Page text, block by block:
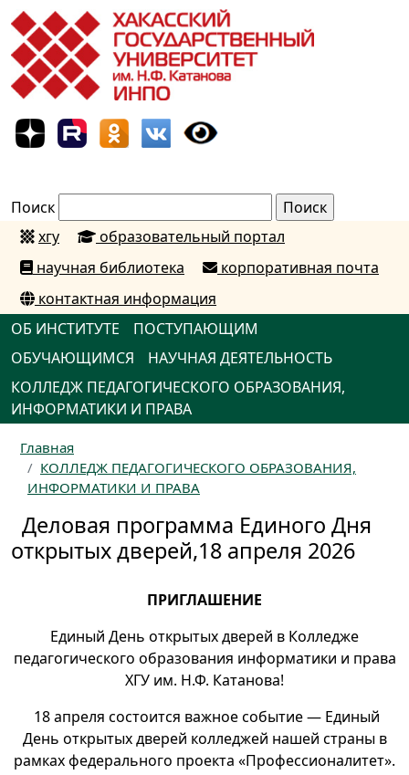
Поиск
хгу
образовательный портал
научная библиотека
корпоративная почта
контактная информация
ОБ ИНСТИТУТЕ
ПОСТУПАЮЩИМ
ОБУЧАЮЩИМСЯ
НАУЧНАЯ ДЕЯТЕЛЬНОСТЬ
КОЛЛЕДЖ ПЕДАГОГИЧЕСКОГО ОБРАЗОВАНИЯ,
ИНФОРМАТИКИ И ПРАВА
Главная
КОЛЛЕДЖ ПЕДАГОГИЧЕСКОГО ОБРАЗОВАНИЯ,
ИНФОРМАТИКИ И ПРАВА
Деловая программа Единого Дня
открытых дверей,18 апреля 2026
ПРИГЛАШЕНИЕ
Единый День открытых дверей в Колледже
педагогического образования информатики и права
ХГУ им. Н.Ф. Катанова!
18 апреля состоится важное событие — Единый
День открытых дверей колледжей нашей страны в
рамках федерального проекта «Профессионалитет».